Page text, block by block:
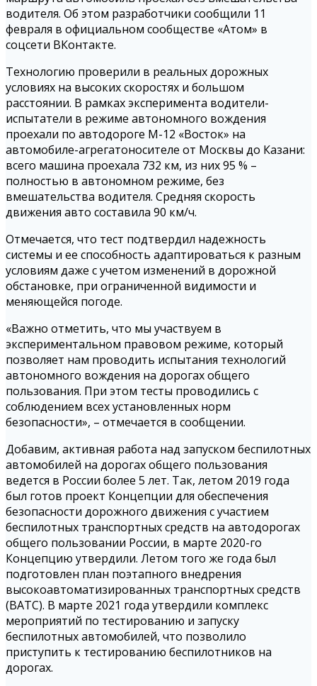
водителя. Об этом разработчики сообщили 11
февраля в официальном сообществе «Атом» в
соцсети ВКонтакте.
Технологию проверили в реальных дорожных
условиях на высоких скоростях и большом
расстоянии. В рамках эксперимента водители-
испытатели в режиме автономного вождения
проехали по автодороге М-12 «Восток» на
автомобиле-агрегатоносителе от Москвы до Казани:
всего машина проехала 732 км, из них 95 % –
полностью в автономном режиме, без
вмешательства водителя. Средняя скорость
движения авто составила 90 км/ч.
Отмечается, что тест подтвердил надежность
системы и ее способность адаптироваться к разным
условиям даже с учетом изменений в дорожной
обстановке, при ограниченной видимости и
меняющейся погоде.
«Важно отметить, что мы участвуем в
экспериментальном правовом режиме, который
позволяет нам проводить испытания технологий
автономного вождения на дорогах общего
пользования. При этом тесты проводились с
соблюдением всех установленных норм
безопасности», – отмечается в сообщении.
Добавим, активная работа над запуском беспилотных
автомобилей на дорогах общего пользования
ведется в России более 5 лет. Так, летом 2019 года
был готов проект Концепции для обеспечения
безопасности дорожного движения с участием
беспилотных транспортных средств на автодорогах
общего пользовании России, в марте 2020-го
Концепцию утвердили. Летом того же года был
подготовлен план поэтапного внедрения
высокоавтоматизированных транспортных средств
(ВАТС). В марте 2021 года утвердили комплекс
мероприятий по тестированию и запуску
беспилотных автомобилей, что позволило
приступить к тестированию беспилотников на
дорогах.